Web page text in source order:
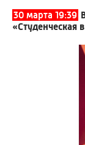
30 марта 19:39
«Студенческая